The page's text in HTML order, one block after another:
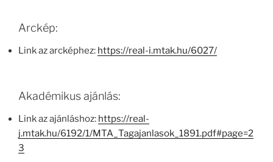
Arckép:
Link az arcképhez: https://real-i.mtak.hu/6027/
Akadémikus ajánlás:
Link az ajánláshoz: https://real-
j.mtak.hu/6192/1/MTA_Tagajanlasok_1891.pdf#page=2
3